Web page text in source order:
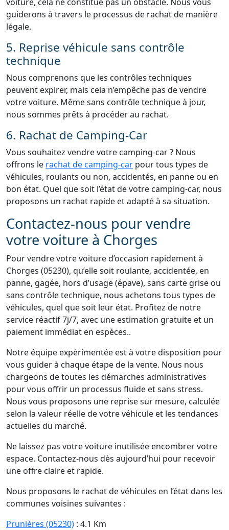
guiderons à travers le processus de rachat de manière
légale.
5. Reprise véhicule sans contrôle
technique
Nous comprenons que les contrôles techniques
peuvent expirer, mais cela n’empêche pas de vendre
votre voiture. Même sans contrôle technique à jour,
nous sommes prêts à procéder au rachat.
6. Rachat de Camping-Car
Vous souhaitez vendre votre camping-car ? Nous
offrons le rachat de camping-car pour tous types de
véhicules, roulants ou non, accidentés, en panne ou en
bon état. Quel que soit l’état de votre camping-car, nous
proposons un rachat rapide et adapté à sa situation.
Contactez-nous pour vendre
votre voiture à Chorges
Pour vendre votre voiture d’occasion rapidement à
Chorges (05230), qu’elle soit roulante, accidentée, en
panne, gagée, hors d’usage (épave), sans carte grise ou
sans contrôle technique, nous achetons tous types de
véhicules, quel que soit leur état. Profitez de notre
service réactif 7j/7, avec une estimation gratuite et un
paiement immédiat en espèces..
Notre équipe expérimentée est à votre disposition pour
vous guider à chaque étape de la vente. Nous nous
chargeons de toutes les démarches administratives
pour vous offrir un processus fluide et sans stress.
Nous vous proposons une reprise sur mesure, calculée
selon la valeur réelle de votre véhicule et les tendances
actuelles du marché.
Ne laissez pas votre voiture inutilisée encombrer votre
espace. Contactez-nous dès aujourd’hui pour recevoir
une offre claire et rapide.
Nous proposons le rachat de véhicules en l’état dans les
communes voisines suivantes :
Prunières (05230) : 4.1 Km